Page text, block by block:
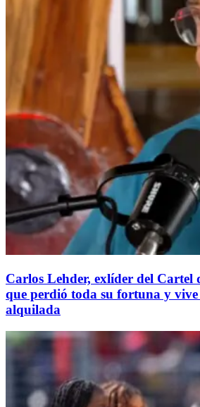
Carlos Lehder, exlíder del Cartel
que perdió toda su fortuna y vive
alquilada